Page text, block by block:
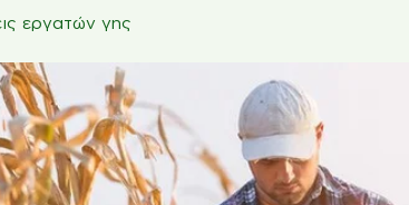
εργατών γης